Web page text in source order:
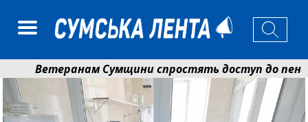
Ветеранам Сумщини спростять доступ до
Романько розширює програму відпочинку дітей із